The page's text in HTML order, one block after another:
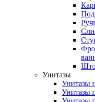
Унитазы
Унитазы
Унитазы